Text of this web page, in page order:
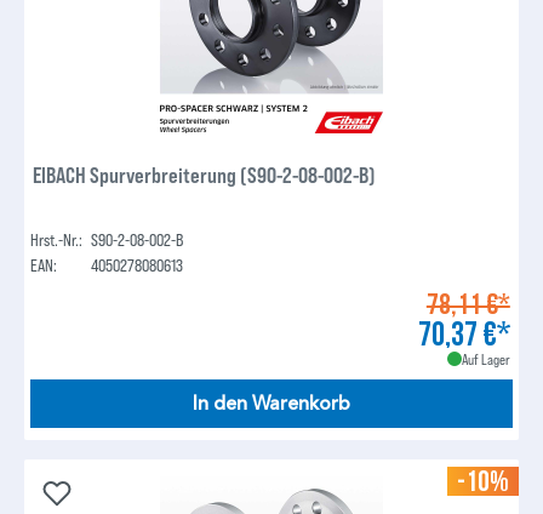
EIBACH Spurverbreiterung (S90-2-08-002-B)
Hrst.-Nr.: S90-2-08-002-B
EAN:
4050278080613
78,11 €*
70,37 €*
Auf Lager
In den Warenkorb
-10%